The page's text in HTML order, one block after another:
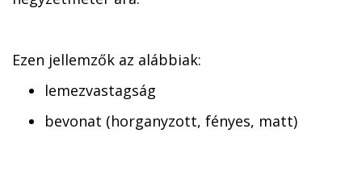
Ezen jellemzők az alábbiak:
lemezvastagság
bevonat (horganyzott, fényes, matt)